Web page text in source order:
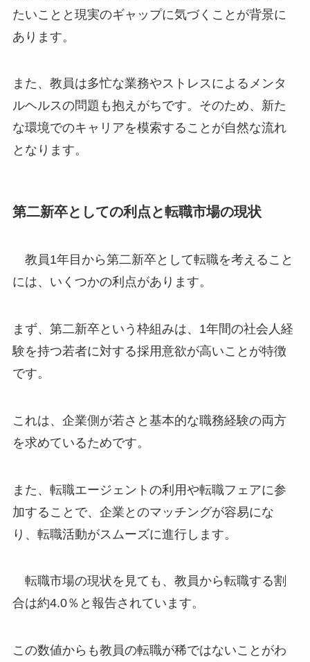
たいことと現実のギャップに気づくことが背景に
あります。
また、教員は多忙な業務やストレスによるメンタ
ルヘルスの問題も抱えがちです。そのため、新た
な環境でのキャリアを模索することが自然な流れ
となります。
第二新卒としての利点と転職市場の現状
教員1年目から第二新卒として転職を考えること
には、いくつかの利点があります。
まず、第二新卒という枠組みは、1年間の社会人経
験を持つ若者に対する採用意欲が高いことが特徴
です。
これは、企業側が若さと基本的な職務経験の両方
を求めているためです。
また、転職エージェントの利用や転職フェアに参
加することで、企業とのマッチングが容易にな
り、転職活動がスムーズに進行します。
転職市場の現状を見ても、教員から転職する割
合は約4.0％と報告されています。
この数値からも教員の転職が稀ではないことがわ